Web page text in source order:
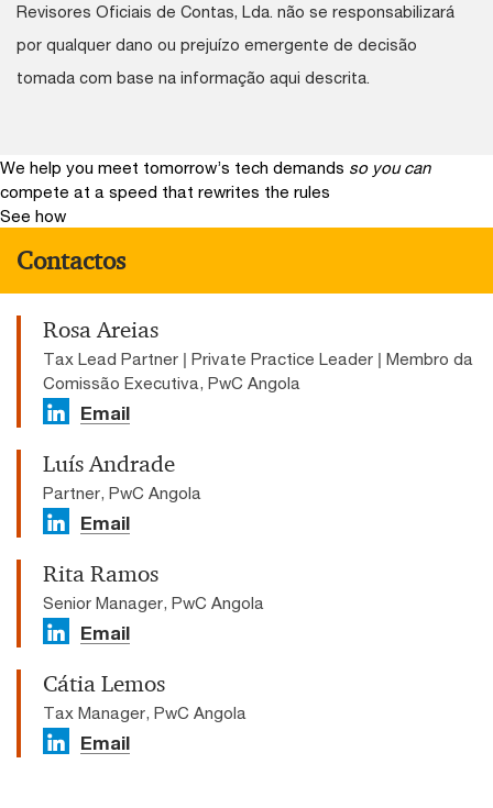
Revisores Oficiais de Contas, Lda. não se responsabilizará
por qualquer dano ou prejuízo emergente de decisão
tomada com base na informação aqui descrita.
We help you meet tomorrow’s tech demands so you can
compete at a speed that rewrites the rules
See how
Contactos
Rosa Areias
Tax Lead Partner | Private Practice Leader | Membro da
Comissão Executiva, PwC Angola
Email
Luís Andrade
Partner, PwC Angola
Email
Rita Ramos
Senior Manager, PwC Angola
Email
Cátia Lemos
Tax Manager, PwC Angola
Email